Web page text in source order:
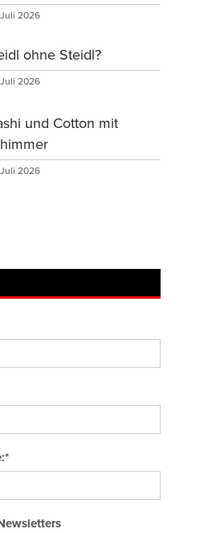
2026
ohne Steidl?
2026
und Cotton mit
2026